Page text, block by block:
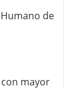
de
con mayor